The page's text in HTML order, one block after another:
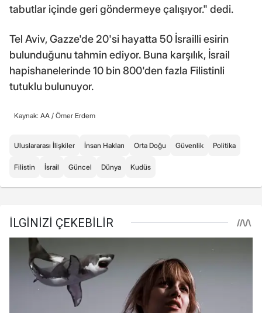
tabutlar içinde geri göndermeye çalışıyor." dedi.
Tel Aviv, Gazze'de 20'si hayatta 50 İsrailli esirin
bulunduğunu tahmin ediyor. Buna karşılık, İsrail
hapishanelerinde 10 bin 800'den fazla Filistinli
tutuklu bulunuyor.
Kaynak: AA / Ömer Erdem
Uluslararası İlişkiler İnsan Hakları Orta Doğu Güvenlik Politika
Filistin İsrail Güncel Dünya Kudüs